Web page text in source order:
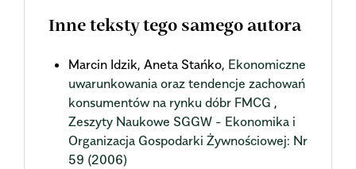
Inne teksty tego samego autora
Marcin Idzik, Aneta Stańko, Ekonomiczne
uwarunkowania oraz tendencje zachowań
konsumentów na rynku dóbr FMCG ,
Zeszyty Naukowe SGGW - Ekonomika i
Organizacja Gospodarki Żywnościowej: Nr
59 (2006)